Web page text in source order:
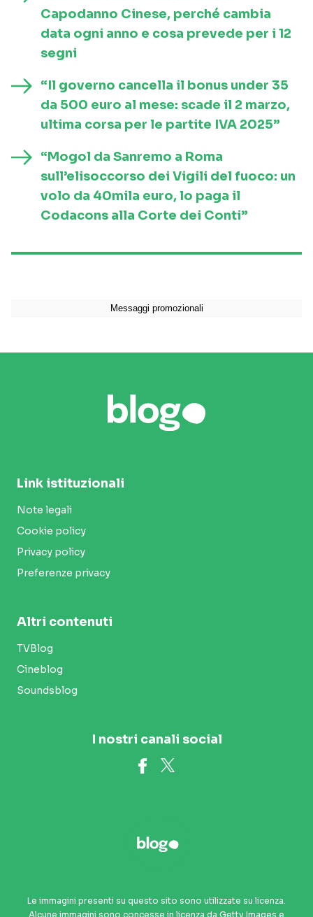
Capodanno Cinese, perché cambia
data ogni anno e cosa prevede per i 12
segni
“Il governo cancella il bonus under 35
da 500 euro al mese: scade il 2 marzo,
ultima corsa per le partite IVA 2025”
“Mogol da Sanremo a Roma
sull’elisoccorso dei Vigili del fuoco: un
volo da 40mila euro, lo paga il
Codacons alla Corte dei Conti”
Link istituzionali
Note legali
Cookie policy
Privacy policy
Preferenze privacy
Altri contenuti
TVBlog
Cineblog
Soundsblog
I nostri canali social
Le immagini presenti su questo sito sono utilizzate su licenza.
Alcune immagini sono concesse in licenza da Getty Images e